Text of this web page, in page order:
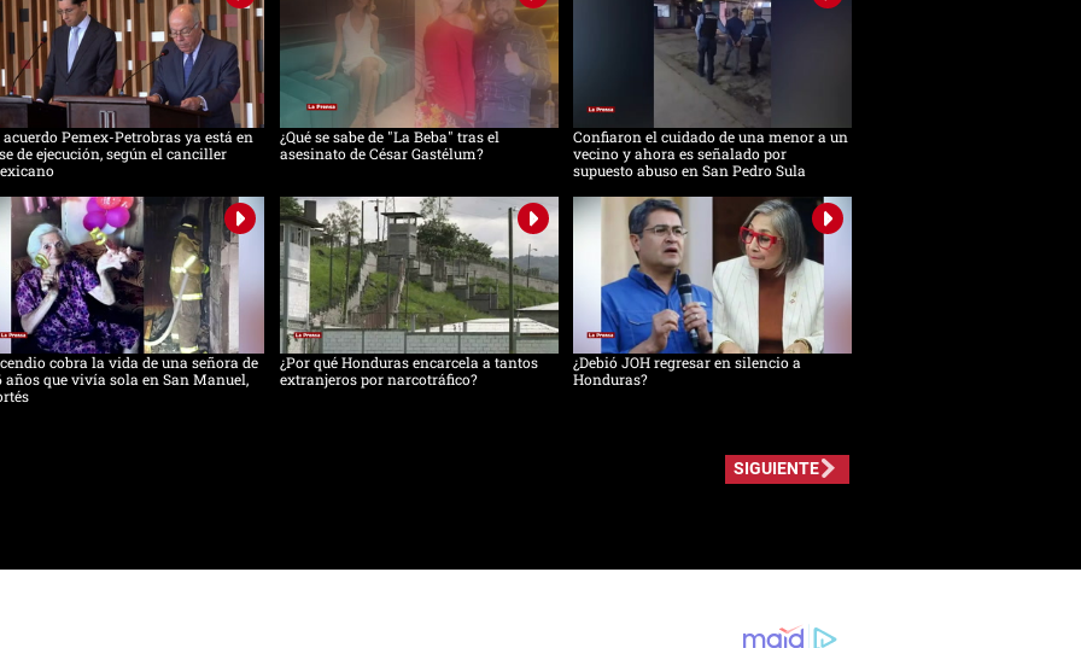
acuerdo Pemex-Petrobras ya está en
de ejecución, según el canciller
¿Qué se sabe de "La Beba" tras el
asesinato de César Gastélum?
Confiaron el cuidado de una menor a un
vecino y ahora es señalado por
supuesto abuso en San Pedro Sula
cobra la vida de una señora de
años que vivía sola en San Manuel,
¿Por qué Honduras encarcela a tantos
extranjeros por narcotráfico?
¿Debió JOH regresar en silencio a
Honduras?
SIGUIENTE